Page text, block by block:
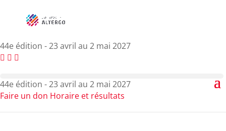
44e édition - 23 avril au 2 mai 2027
44e édition - 23 avril au 2 mai 2027
Faire un don Horaire et résultats